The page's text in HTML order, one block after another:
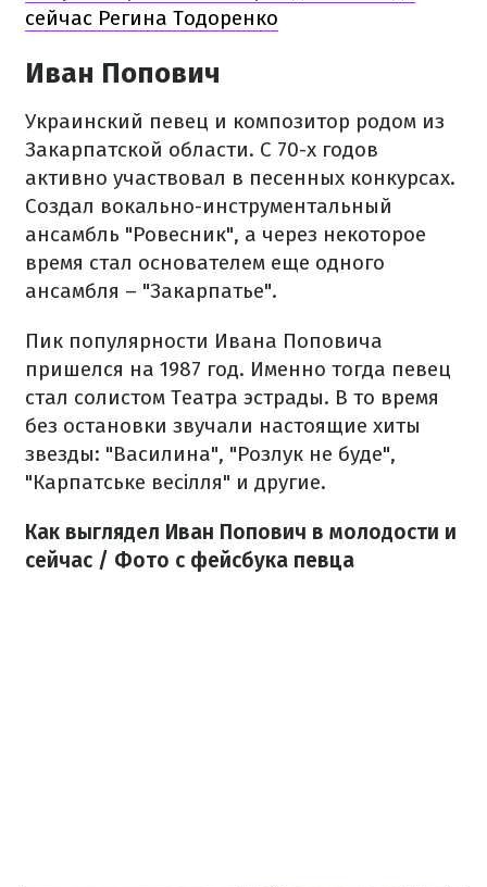
сейчас Регина Тодоренко
Иван Попович
Украинский певец и композитор родом из
Закарпатской области. С 70-х годов
активно участвовал в песенных конкурсах.
Создал вокально-инструментальный
ансамбль "Ровесник", а через некоторое
время стал основателем еще одного
ансамбля – "Закарпатье".
Пик популярности Ивана Поповича
пришелся на 1987 год. Именно тогда певец
стал солистом Театра эстрады. В то время
без остановки звучали настоящие хиты
звезды: "Василина", "Розлук не буде",
"Карпатське весілля" и другие.
Как выглядел Иван Попович в молодости и
сейчас / Фото с фейсбука певца